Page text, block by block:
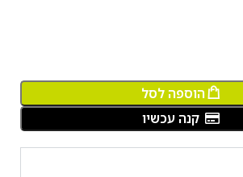
הוספה לסל
קנה עכשיו